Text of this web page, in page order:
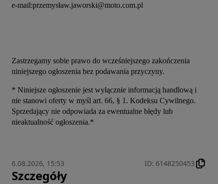
e-mail:przemysław.jaworski@moto.com.pl
Zastrzegamy sobie prawo do wcześniejszego zakończenia
niniejszego ogłoszenia bez podawania przyczyny.
* Niniejsze ogłoszenie jest wyłącznie informacją handlową i
nie stanowi oferty w myśl art. 66, § 1. Kodeksu Cywilnego.
Sprzedający nie odpowiada za ewentualne błędy lub
nieaktualność ogłoszenia.*
6.08.2026, 15:53 ID: 6148250453
Szczegóły